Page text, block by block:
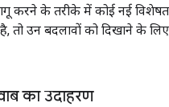
करने के तरीके में कोई नई विशेषता
तो उन बदलावों को दिखाने के
का उदाहरण